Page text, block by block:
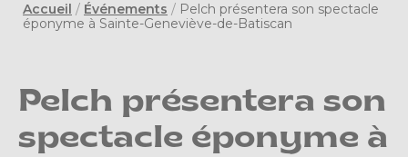
Accueil / Événements / Pelch présentera son spectacle
éponyme à Sainte-Geneviève-de-Batiscan
Pelch présentera son
spectacle éponyme à